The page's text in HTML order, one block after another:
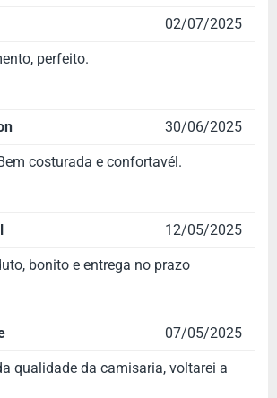
02/07/2025
perfeito.
30/06/2025
costurada e confortavél.
12/05/2025
bonito e entrega no prazo
07/05/2025
qualidade da camisaria, voltarei a